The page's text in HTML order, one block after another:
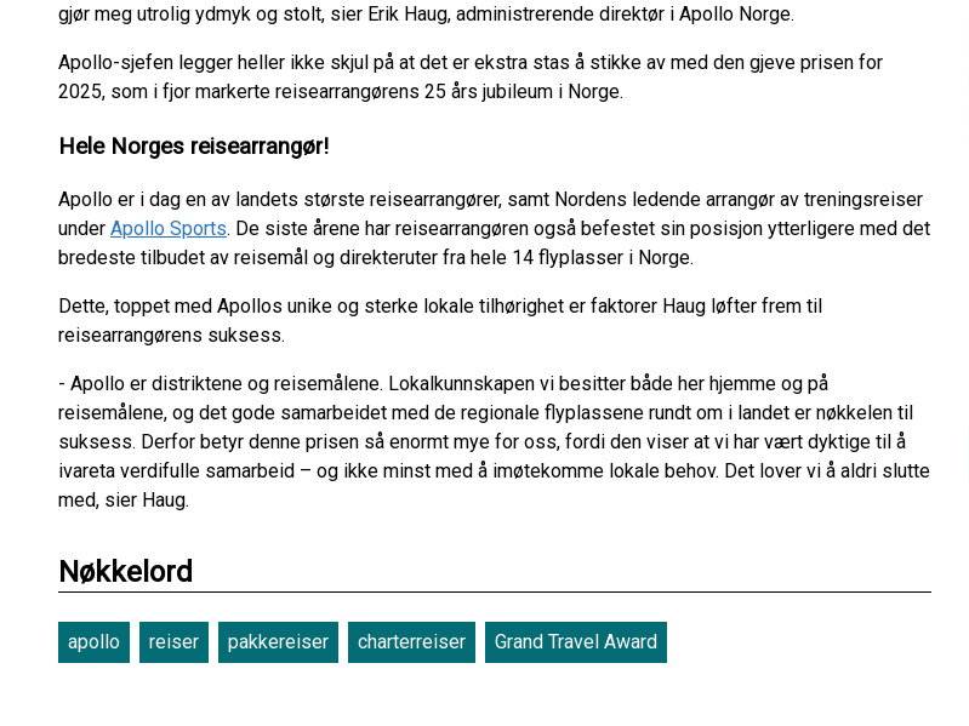
gjør meg utrolig ydmyk og stolt, sier Erik Haug, administrerende direktør i Apollo Norge.
Apollo-sjefen legger heller ikke skjul på at det er ekstra stas å stikke av med den gjeve prisen for
2025, som i fjor markerte reisearrangørens 25 års jubileum i Norge.
Hele Norges reisearrangør!
Apollo er i dag en av landets største reisearrangører, samt Nordens ledende arrangør av treningsreiser
under Apollo Sports. De siste årene har reisearrangøren også befestet sin posisjon ytterligere med det
bredeste tilbudet av reisemål og direkteruter fra hele 14 flyplasser i Norge.
Dette, toppet med Apollos unike og sterke lokale tilhørighet er faktorer Haug løfter frem til
reisearrangørens suksess.
- Apollo er distriktene og reisemålene. Lokalkunnskapen vi besitter både her hjemme og på
reisemålene, og det gode samarbeidet med de regionale flyplassene rundt om i landet er nøkkelen til
suksess. Derfor betyr denne prisen så enormt mye for oss, fordi den viser at vi har vært dyktige til å
ivareta verdifulle samarbeid – og ikke minst med å imøtekomme lokale behov. Det lover vi å aldri slutte
med, sier Haug.
Nøkkelord
apollo reiser pakkereiser charterreiser Grand Travel Award